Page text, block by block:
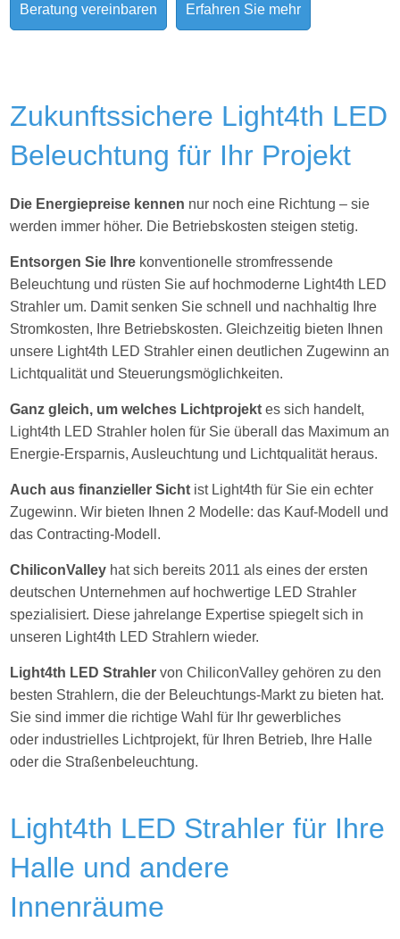
Beratung vereinbaren Erfahren Sie mehr
Zukunftssichere Light4th LED
Beleuchtung für Ihr Projekt
Die Energiepreise kennen nur noch eine Richtung – sie
werden immer höher. Die Betriebskosten steigen stetig.
Entsorgen Sie Ihre konventionelle stromfressende
Beleuchtung und rüsten Sie auf hochmoderne Light4th LED
Strahler um. Damit senken Sie schnell und nachhaltig Ihre
Stromkosten, Ihre Betriebskosten. Gleichzeitig bieten Ihnen
unsere Light4th LED Strahler einen deutlichen Zugewinn an
Lichtqualität und Steuerungsmöglichkeiten.
Ganz gleich, um welches Lichtprojektes sich handelt,
Light4th LED Strahler holen für Sie überall das Maximum an
Energie-Ersparnis, Ausleuchtung und Lichtqualität heraus.
Auch aus finanzieller Sicht ist Light4th für Sie ein echter
Zugewinn. Wir bieten Ihnen 2 Modelle: das Kauf-Modell und
das Contracting-Modell.
ChiliconValley hat sich bereits 2011 als eines der ersten
deutschen Unternehmen auf hochwertige LED Strahler
spezialisiert. Diese jahrelange Expertise spiegelt sich in
unseren Light4th LED Strahlern wieder.
Light4th LED Strahler von ChiliconValley gehören zu den
besten Strahlern, die der Beleuchtungs-Markt zu bieten hat.
Sie sind immer die richtige Wahl für Ihr gewerbliches
oder industrielles Lichtprojekt, für Ihren Betrieb, Ihre Halle
oder die Straßenbeleuchtung.
Light4th LED Strahler für Ihre
Halle und andere
Innenräume